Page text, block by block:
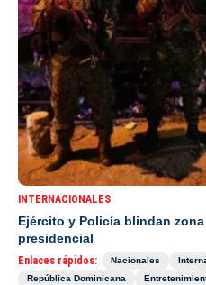
INTERNACIONALES
Ejército y Policía blindan
presidencial
Enlaces rápidos: Nacionales
República Dominicana